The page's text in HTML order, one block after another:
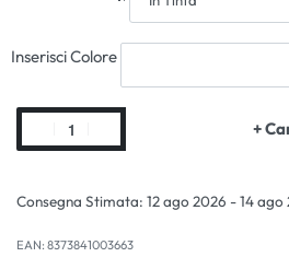
Inserisci Colore
+
Consegna Stimata: 12 ago 2026 - 14 ago
EAN: 8373841003663